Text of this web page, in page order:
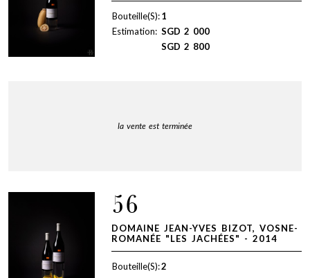
Bouteille(S):1
Estimation: SGD 2 000
SGD 2 800
la vente est terminée
56
DOMAINE JEAN-YVES BIZOT, VOSNE-
ROMANÉE "LES JACHÉES" - 2014
Bouteille(S):2